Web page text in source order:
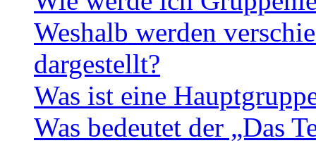
Weshalb werden
dargestellt?
Was ist eine
Was bedeutet der „Das